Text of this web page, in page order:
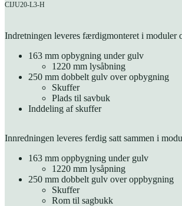
CIJU20-L3-H
Indretningen leveres færdigmonteret i moduler
163 mm opbygning under gulv
1220 mm lysåbning
250 mm dobbelt gulv over opbygning
Skuffer
Plads til savbuk
Inddeling af skuffer
Innredningen leveres ferdig satt sammen i
163 mm oppbygning under gulv
1220 mm lysåpning
250 mm dobbelt gulv over oppbygning
Skuffer
Rom til sagbukk